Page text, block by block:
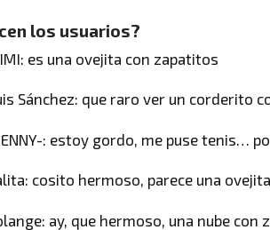
los usuarios?
es una ovejita con zapatitos
Sánchez: que raro ver un corderito
: estoy gordo, me puse tenis…
cosito hermoso, parece una ovejita
ay, que hermoso, una nube con